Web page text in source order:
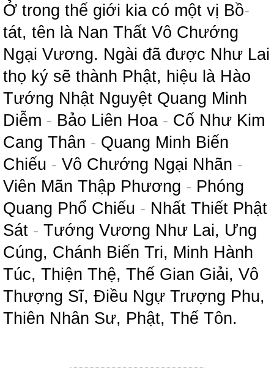
Ở trong thế giới kia có một vị Bồ-
tát, tên là Nan Thất Vô Chướng
Ngại Vương. Ngài đã được Như Lai
thọ ký sẽ thành Phật, hiệu là Hào
Tướng Nhật Nguyệt Quang Minh
Diễm - Bảo Liên Hoa - Cố Như Kim
Cang Thân - Quang Minh Biến
Chiếu - Vô Chướng Ngại Nhãn -
Viên Mãn Thập Phương - Phóng
Quang Phổ Chiếu - Nhất Thiết Phật
Sát - Tướng Vương Như Lai, Ưng
Cúng, Chánh Biến Tri, Minh Hành
Túc, Thiện Thệ, Thế Gian Giải, Vô
Thượng Sĩ, Điều Ngự Trượng Phu,
Thiên Nhân Sư, Phật, Thế Tôn.